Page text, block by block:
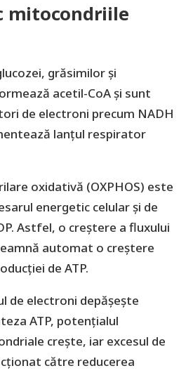
mitocondriile
grăsimilor și
acetil-CoA și sunt
de electroni precum NADH
lanțul respirator
oxidativă (OXPHOS) este
energetic celular și de
Astfel, o creștere a fluxului
automat o creștere
de ATP.
de electroni depășește
ATP, potențialul
crește, iar excesul de
către reducerea